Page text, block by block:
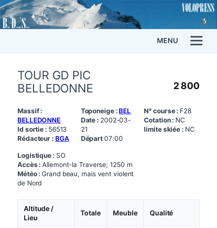
MENU
TOUR GD PIC
BELLEDONNE
2 800
Massif :
BELLEDONNE
Id sortie : 56513
Rédacteur : BGA
Toponeige : BEL
Date : 2002-03-
21
Départ07:00
N° course : F28
Cotation : NC
limite skiée : NC
Logistique : SO
Accès :Allemont-la Traverse; 1250 m
Météo :Grand beau, mais vent violent
de Nord
Altitude /
Lieu
Totale Meuble Qualité